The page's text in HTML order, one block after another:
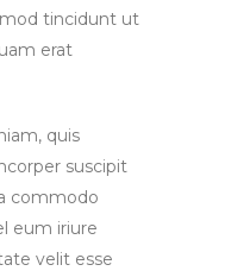
tincidunt ut
erat
quis
suscipit
commodo
eum iriure
velit esse